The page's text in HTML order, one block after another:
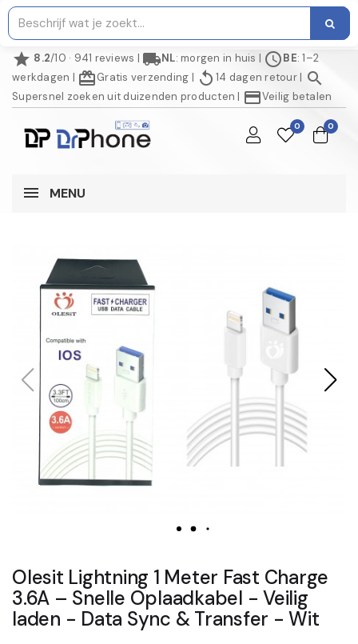
star 8.2/10 · 941 reviews | local_shippingNL: morgen in huis | scheduleBE: 1–2
werkdagen | redeemGratis verzending | replay 14 dagen retour| search
Supersnel zoeken uit duizenden producten | credit_cardVeilig betalen
0 0
MENU
Olesit Lightning 1 Meter Fast Charge
3.6A – Snelle Oplaadkabel - Veilig
laden - Data Sync & Transfer - Wit